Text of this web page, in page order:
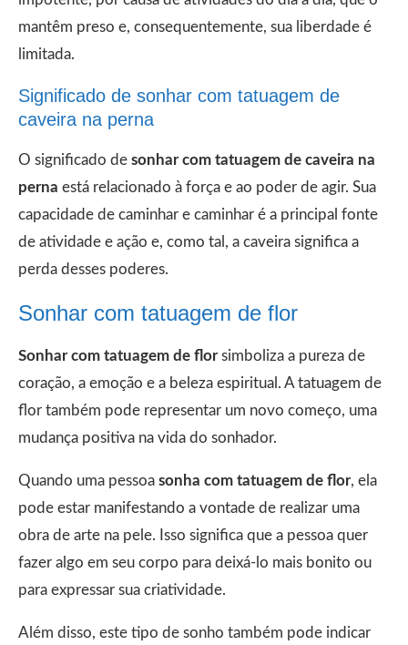
mantêm preso e, consequentemente, sua liberdade é
limitada.
Significado de sonhar com tatuagem de
caveira na perna
O significado de sonhar com tatuagem de caveira na
perna está relacionado à força e ao poder de agir. Sua
capacidade de caminhar e caminhar é a principal fonte
de atividade e ação e, como tal, a caveira significa a
perda desses poderes.
Sonhar com tatuagem de flor
Sonhar com tatuagem de florsimboliza a pureza de
coração, a emoção e a beleza espiritual. A tatuagem de
flor também pode representar um novo começo, uma
mudança positiva na vida do sonhador.
Quando uma pessoa sonha com tatuagem de flor, ela
pode estar manifestando a vontade de realizar uma
obra de arte na pele. Isso significa que a pessoa quer
fazer algo em seu corpo para deixá-lo mais bonito ou
para expressar sua criatividade.
Além disso, este tipo de sonho também pode indicar